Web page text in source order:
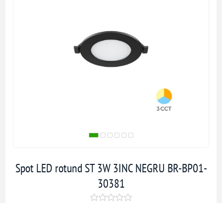
Spot LED rotund ST 3W 3INC NEGRU BR-BP01-
30381